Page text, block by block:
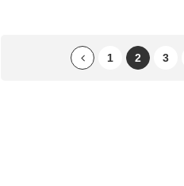
1 2 3